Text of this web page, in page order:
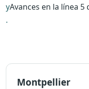
yAvances en la línea 5
.
Montpellier